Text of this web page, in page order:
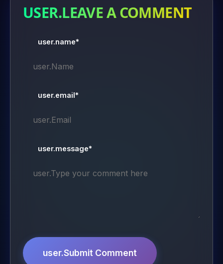
USER.LEAVE A COMMENT
user.name*
user.email*
user.message*
user.Submit Comment